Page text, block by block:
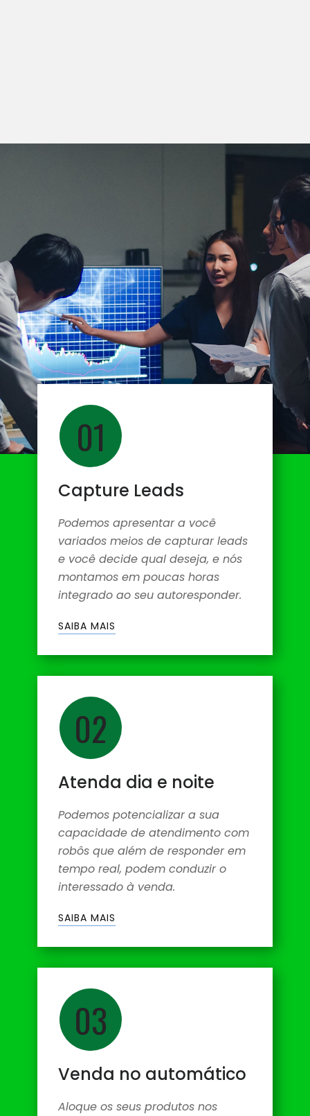
01
Capture Leads
Podemos apresentar a você
variados meios de capturar leads
e você decide qual deseja, e nós
montamos em poucas horas
integrado ao seu autoresponder.
SAIBA MAIS
02
Atenda dia e noite
Podemos potencializar a sua
capacidade de atendimento com
robôs que além de responder em
tempo real, podem conduzir o
interessado à venda.
SAIBA MAIS
03
Venda no automático
Aloque os seus produtos nos